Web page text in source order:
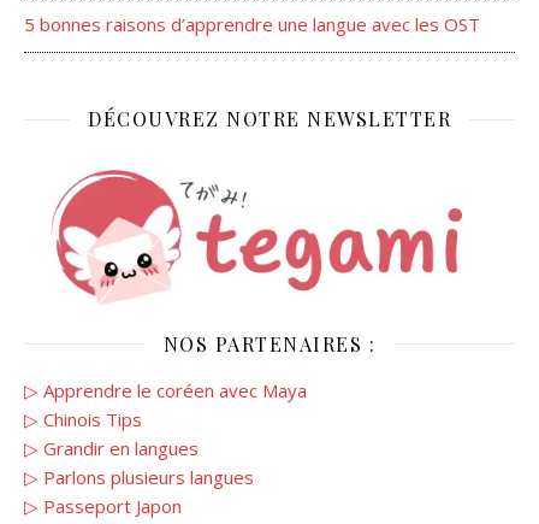
5 bonnes raisons d’apprendre une langue avec les OST
DÉCOUVREZ NOTRE NEWSLETTER
NOS PARTENAIRES :
▷ Apprendre le coréen avec Maya
▷ Chinois Tips
▷ Grandir en langues
▷ Parlons plusieurs langues
▷ Passeport Japon